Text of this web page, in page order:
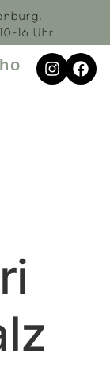
16 Uhr